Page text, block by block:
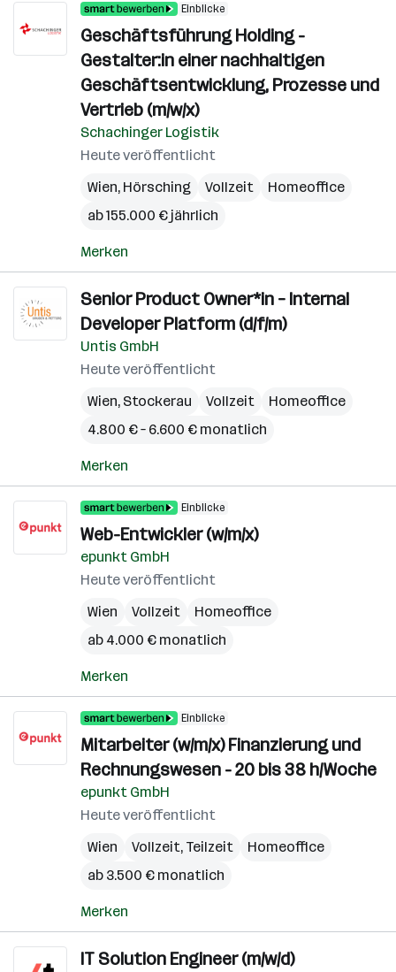
Einblicke
Geschäftsführung Holding -
Gestalter:in einer nachhaltigen
Geschäftsentwicklung, Prozesse und
Vertrieb (m/w/x)
Schachinger Logistik
Heute veröffentlicht
Wien, Hörsching Vollzeit
Homeoffice
ab 155.000 € jährlich
Merken
Senior Product Owner*in – Internal
Developer Platform (d/f/m)
Untis GmbH
Heute veröffentlicht
Wien, Stockerau Vollzeit
Homeoffice
4.800 € – 6.600 € monatlich
Merken
Einblicke
Web-Entwickler (w/m/x)
epunkt GmbH
Heute veröffentlicht
Wien
Vollzeit
Homeoffice
ab 4.000 € monatlich
Merken
Einblicke
Mitarbeiter (w/m/x) Finanzierung und
Rechnungswesen - 20 bis 38 h/Woche
epunkt GmbH
Heute veröffentlicht
Wien
Vollzeit, Teilzeit
Homeoffice
ab 3.500 € monatlich
Merken
IT Solution Engineer (m/w/d)